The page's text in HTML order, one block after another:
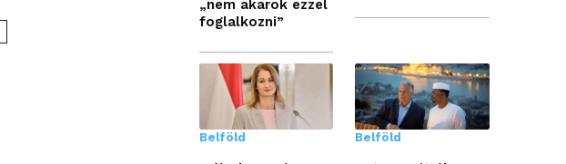
„nem akarok ezzel
foglalkozni”
Belföld Belföld